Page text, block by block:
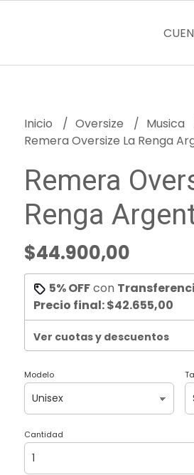
Inicio Oversize Musica
Remera Oversize La Renga
Remera
Renga
$44.900,00
5% OFFcon
Precio final:$42.655,00
Ver cuotas y descuentos
Modelo
Cantidad